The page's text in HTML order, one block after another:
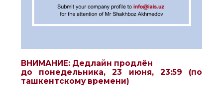
ВНИМАНИЕ: Дедлайн продлён
до понедельника, 23 июня, 23:59 (по
ташкентскому времени)